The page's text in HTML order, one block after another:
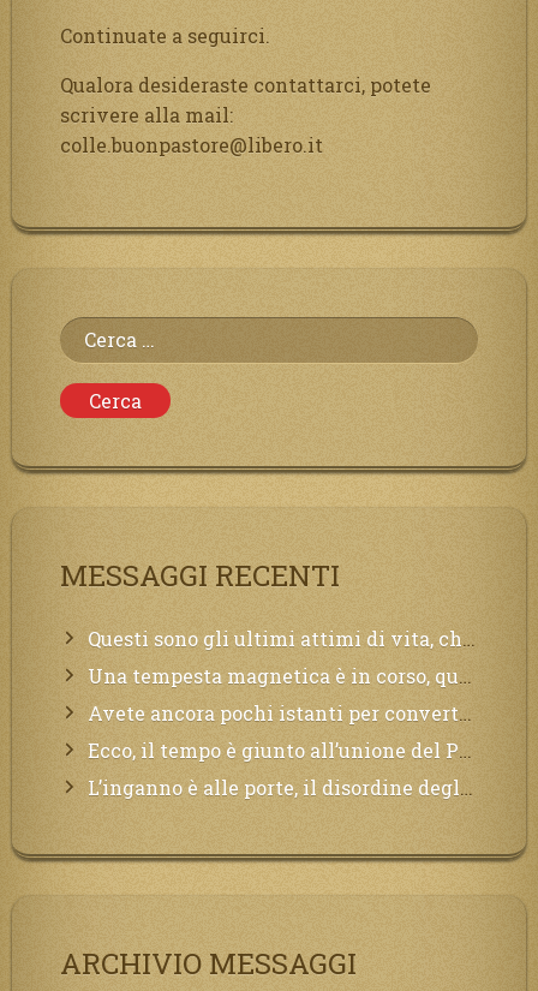
Continuate a seguirci.
Qualora desideraste contattarci, potete
scrivere alla mail:
colle.buonpastore@libero.it
Ricerca
per:
MESSAGGI RECENTI
Questi sono gli ultimi attimi di vita, chi si vuole salvare Mi chiami in suo aiuto.
Una tempesta magnetica è in corso, questa generazione patirà. Il black out non tarderà ad arrivare e tutta la Terra sarà oscurata.
Avete ancora pochi istanti per convertirvi, non perdete tempo, la sciagura arriverà all’improvviso e per chi non si sarà preparato saranno dolori.
Ecco, il tempo è giunto all’unione del Padre con il figlio, non avete che da attendere pochissimo.
L’inganno è alle porte, il disordine degli ordinati urlerà perdono, ma sarà troppo tardi, il tradimento è stato grande!
ARCHIVIO MESSAGGI